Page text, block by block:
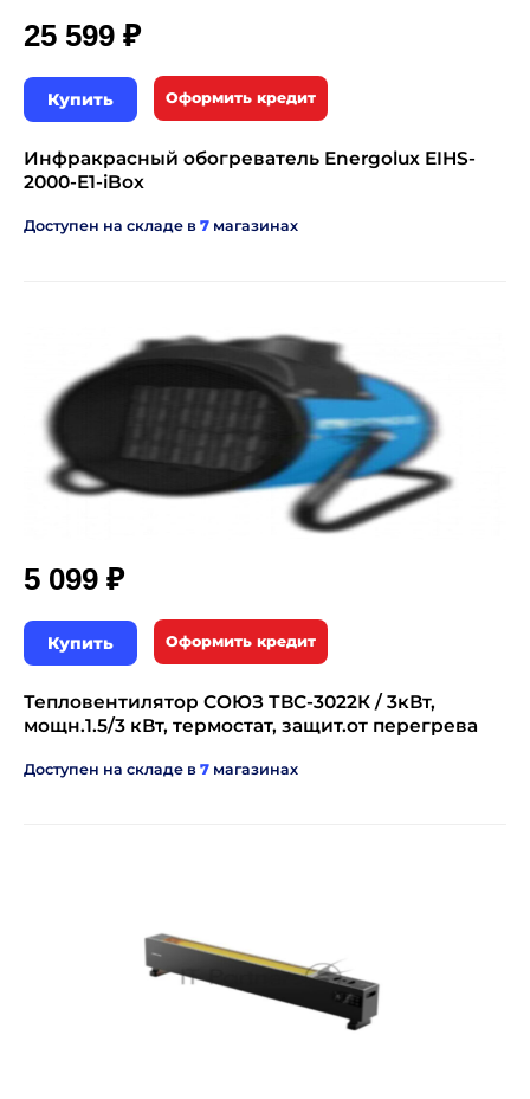
25 599 ₽
Купить Оформить кредит
Инфракрасный обогреватель Energolux EIHS-
2000-E1-iBox
Доступен на складе в 7 магазинах
5 099 ₽
Купить Оформить кредит
Тепловентилятор СОЮЗ ТВС-3022К / 3кВт,
мощн.1.5/3 кВт, термостат, защит.от перегрева
Доступен на складе в 7 магазинах